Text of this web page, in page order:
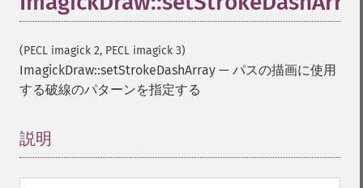
(PECL imagick 2, PECL imagick 3)
ImagickDraw::setStrokeDashArray — パスの描画に使用
する破線のパターンを指定する
説明